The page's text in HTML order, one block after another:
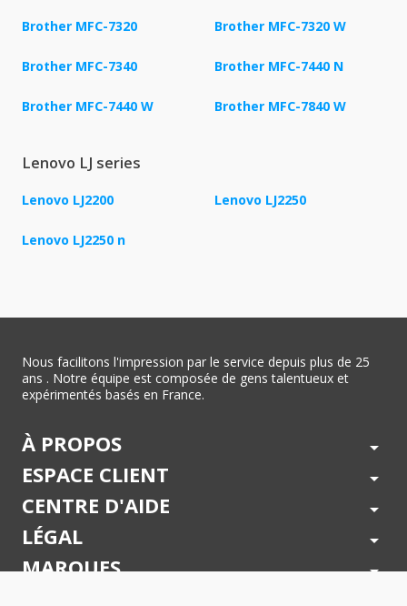
Brother MFC-7320 Brother MFC-7320 W
Brother MFC-7340 Brother MFC-7440 N
Brother MFC-7440 W Brother MFC-7840 W
Lenovo LJ series
Lenovo LJ2200 Lenovo LJ2250
Lenovo LJ2250 n
Nous facilitons l'impression par le service depuis plus de 25
ans . Notre équipe est composée de gens talentueux et
expérimentés basés en France.
À PROPOS arrow_drop_down
ESPACE CLIENT arrow_drop_down
CENTRE D'AIDE arrow_drop_down
LÉGAL arrow_drop_down
MARQUES arrow_drop_down